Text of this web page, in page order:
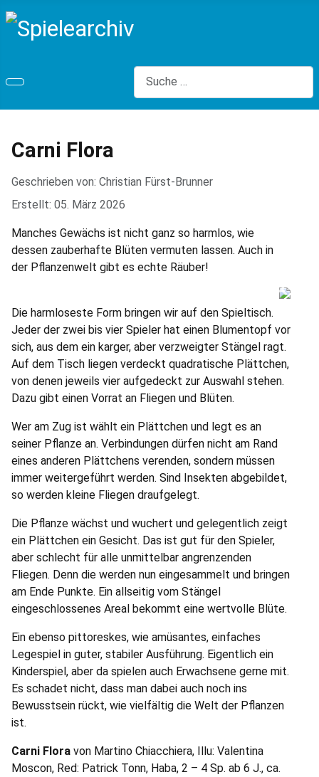
Suchen
Carni Flora
Geschrieben von: Christian Fürst-Brunner
Erstellt: 05. März 2026
Manches Gewächs ist nicht ganz so harmlos, wie
dessen zauberhafte Blüten vermuten lassen. Auch in
der Pflanzenwelt gibt es echte Räuber!
Die harmloseste Form bringen wir auf den Spieltisch.
Jeder der zwei bis vier Spieler hat einen Blumentopf vor
sich, aus dem ein karger, aber verzweigter Stängel ragt.
Auf dem Tisch liegen verdeckt quadratische Plättchen,
von denen jeweils vier aufgedeckt zur Auswahl stehen.
Dazu gibt einen Vorrat an Fliegen und Blüten.
Wer am Zug ist wählt ein Plättchen und legt es an
seiner Pflanze an. Verbindungen dürfen nicht am Rand
eines anderen Plättchens verenden, sondern müssen
immer weitergeführt werden. Sind Insekten abgebildet,
so werden kleine Fliegen draufgelegt.
Die Pflanze wächst und wuchert und gelegentlich zeigt
ein Plättchen ein Gesicht. Das ist gut für den Spieler,
aber schlecht für alle unmittelbar angrenzenden
Fliegen. Denn die werden nun eingesammelt und bringen
am Ende Punkte. Ein allseitig vom Stängel
eingeschlossenes Areal bekommt eine wertvolle Blüte.
Ein ebenso pittoreskes, wie amüsantes, einfaches
Legespiel in guter, stabiler Ausführung. Eigentlich ein
Kinderspiel, aber da spielen auch Erwachsene gerne mit.
Es schadet nicht, dass man dabei auch noch ins
Bewusstsein rückt, wie vielfältig die Welt der Pflanzen
ist.
Carni Flora von Martino Chiacchiera, Illu: Valentina
Moscon, Red: Patrick Tonn, Haba, 2 – 4 Sp. ab 6 J., ca.